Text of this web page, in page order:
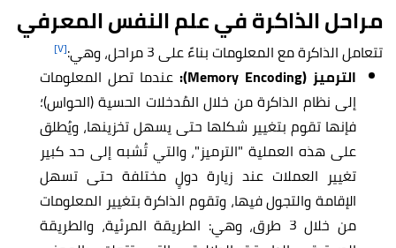
مراحل الذاكرة في علم النفس المعرفي
تتعامل الذاكرة مع المعلومات بناءً على 3 مراحل، وهي: [٧]
الترميز (Memory Encoding):
عندما تصل المعلومات
إلى نظام الذاكرة من خلال المُدخلات الحسية (الحواس)؛
فإنها تقوم بتغيير شكلها حتى يسهل تخزينها، ويُطلق
على هذه العملية "الترميز"، والتي تُشبه إلى حد كبير
تغيير العملات عند زيارة دولٍ مختلفة حتى تسهل
الإقامة والتجول فيها، وتقوم الذاكرة بتغيير المعلومات
من خلال 3 طرق، وهي: الطريقة المرئية، والطريقة